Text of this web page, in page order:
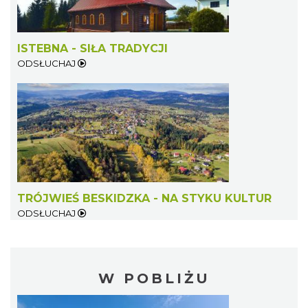
ISTEBNA - SIŁA TRADYCJI
ODSŁUCHAJ
TRÓJWIEŚ BESKIDZKA - NA STYKU KULTUR
ODSŁUCHAJ
W POBLIŻU